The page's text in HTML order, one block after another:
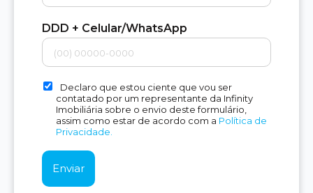
DDD + Celular/WhatsApp
Declaro que estou ciente que vou ser
contatado por um representante da Infinity
Imobiliária sobre o envio deste formulário,
assim como estar de acordo com a Política de
Privacidade.